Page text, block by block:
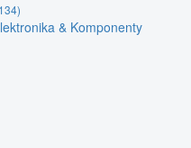
& Komponenty